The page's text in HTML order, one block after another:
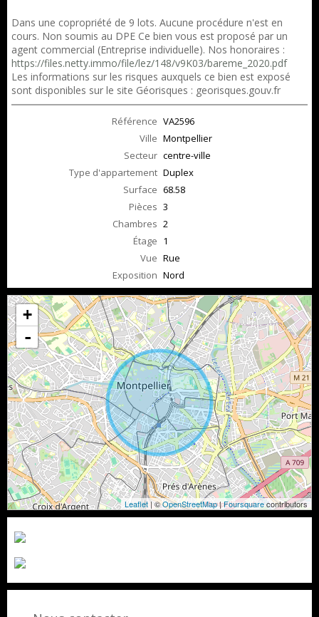
Dans une copropriété de 9 lots. Aucune procédure n'est en
cours. Non soumis au DPE Ce bien vous est proposé par un
agent commercial (Entreprise individuelle). Nos honoraires :
https://files.netty.immo/file/lez/148/v9K03/bareme_2020.pdf
Les informations sur les risques auxquels ce bien est exposé
sont disponibles sur le site Géorisques : georisques.gouv.fr
Référence VA2596
Ville Montpellier
Secteur centre-ville
Type d'appartement Duplex
Surface 68.58
Pièces 3
Chambres 2
Étage 1
Vue Rue
Exposition Nord
+
-
Leaflet| ©OpenStreetMap|Foursquarecontributors